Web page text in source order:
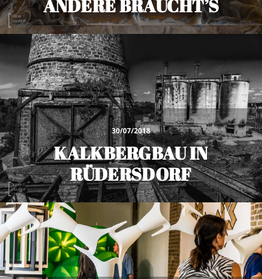
ANDERE BRAUCHT’S
30/07/2018
KALKBERGBAU IN
RÜDERSDORF